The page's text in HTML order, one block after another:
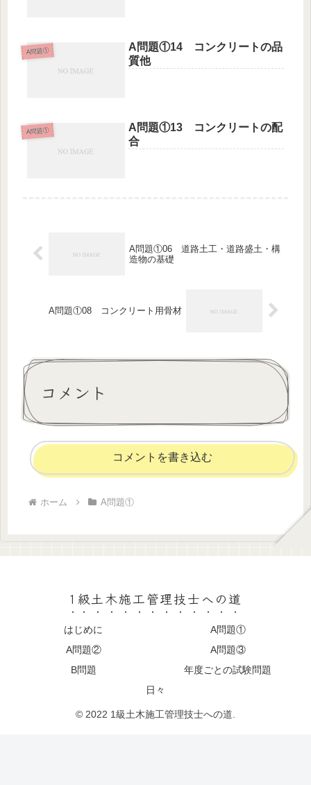
A問題①
A問題①14 コンクリートの品
質他
A問題①
A問題①13 コンクリートの配
合
A問題①06 道路土工・道路盛土・構
造物の基礎
A問題①08 コンクリート用骨材
コメント
コメントを書き込む
ホーム A問題①
1級土木施工管理技士への道
はじめに
A問題①
A問題②
A問題③
B問題
年度ごとの試験問題
日々
© 2022 1級土木施工管理技士への道.